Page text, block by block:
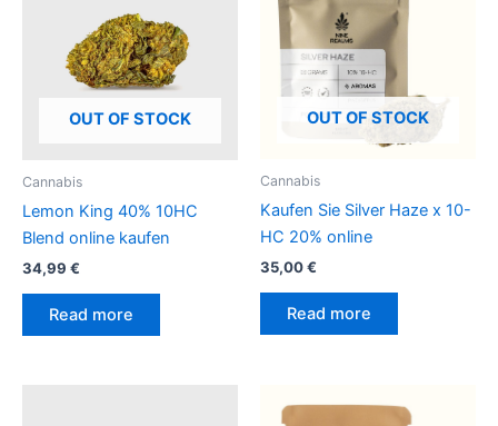
OUT OF STOCK
Cannabis
Lemon King 40% 10HC
Blend online kaufen
34,99 €
Read more
OUT OF STOCK
Cannabis
Kaufen Sie Silver Haze x 10-
HC 20% online
35,00€
Read more